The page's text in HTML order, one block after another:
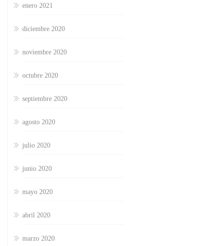
enero 2021
diciembre 2020
noviembre 2020
octubre 2020
septiembre 2020
agosto 2020
julio 2020
junio 2020
mayo 2020
abril 2020
marzo 2020